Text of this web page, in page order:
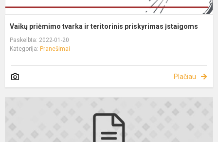
Vaikų priėmimo tvarka ir teritorinis priskyrimas įstaigoms
Paskelbta: 2022-01-20
Kategorija: Pranešimai
Plačiau